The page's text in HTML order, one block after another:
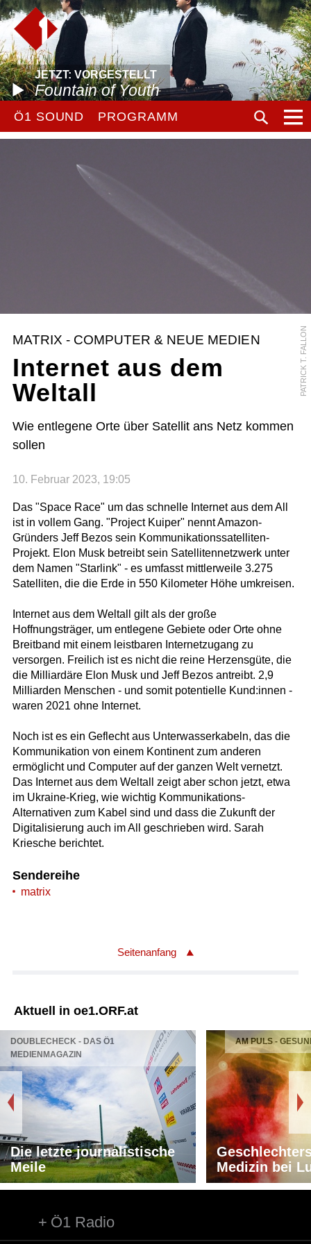
JETZT: VORGESTELLT
Fountain of Youth
Ö1 SOUND PROGRAMM
PATRICK T. FALLON
MATRIX - COMPUTER & NEUE MEDIEN
Internet aus dem
Weltall
Wie entlegene Orte über Satellit ans Netz kommen
sollen
10. Februar 2023, 19:05
Das "Space Race" um das schnelle Internet aus dem All
ist in vollem Gang. "Project Kuiper" nennt Amazon-
Gründers Jeff Bezos sein Kommunikationssatelliten-
Projekt. Elon Musk betreibt sein Satellitennetzwerk unter
dem Namen "Starlink" - es umfasst mittlerweile 3.275
Satelliten, die die Erde in 550 Kilometer Höhe umkreisen.
Internet aus dem Weltall gilt als der große
Hoffnungsträger, um entlegene Gebiete oder Orte ohne
Breitband mit einem leistbaren Internetzugang zu
versorgen. Freilich ist es nicht die reine Herzensgüte, die
die Milliardäre Elon Musk und Jeff Bezos antreibt. 2,9
Milliarden Menschen - und somit potentielle Kund:innen -
waren 2021 ohne Internet.
Noch ist es ein Geflecht aus Unterwasserkabeln, das die
Kommunikation von einem Kontinent zum anderen
ermöglicht und Computer auf der ganzen Welt vernetzt.
Das Internet aus dem Weltall zeigt aber schon jetzt, etwa
im Ukraine-Krieg, wie wichtig Kommunikations-
Alternativen zum Kabel sind und dass die Zukunft der
Digitalisierung auch im All geschrieben wird. Sarah
Kriesche berichtet.
Sendereihe
matrix
Seitenanfang
Aktuell in oe1.ORF.at
DOUBLECHECK - DAS Ö1
MEDIENMAGAZIN
Die letzte journalistische
Meile
AM PULS -
Medizin bei
Ö1 Radio